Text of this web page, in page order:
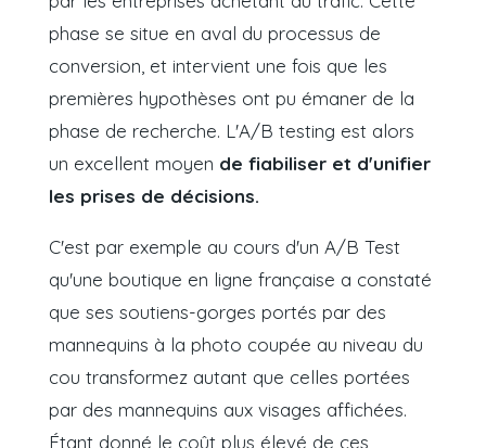
phase se situe en aval du processus de
conversion, et intervient une fois que les
premières hypothèses ont pu émaner de la
phase de recherche. L'A/B testing est alors
un excellent moyen de fiabiliser et d'unifier
les prises de décisions.
C'est par exemple au cours d'un A/B Test
qu'une boutique en ligne française a constaté
que ses soutiens-gorges portés par des
mannequins à la photo coupée au niveau du
cou transformez autant que celles portées
par des mannequins aux visages affichées.
Étant donné le coût plus élevé de ces